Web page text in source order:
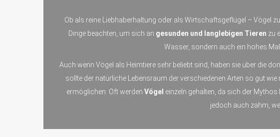
Ob als reine Liebhaberhaltung oder als Wirtschaftsgeflügel – Vögel
Dinge beachten, um sich an gesunden und langlebigen Tieren zu
Wasser, sondern auch ein hohes
Auch wenn Vögel als Heimtiere sehr beliebt sind, haben sie über die
sollte der natürliche Lebensraum der verschiedenen Arten so gut
ermöglichen. Oft werden Vögel einzeln gehalten, da sich der
jedoch auch zahm,